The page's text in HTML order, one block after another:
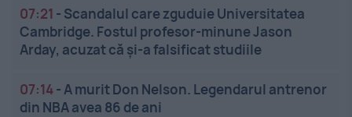
07:21 - Scandalul care zguduie Universitatea
Cambridge. Fostul profesor-minune Jason
Arday, acuzat că și-a falsificat studiile
07:14- A murit Don Nelson. Legendarul antrenor
din NBA avea 86 de ani